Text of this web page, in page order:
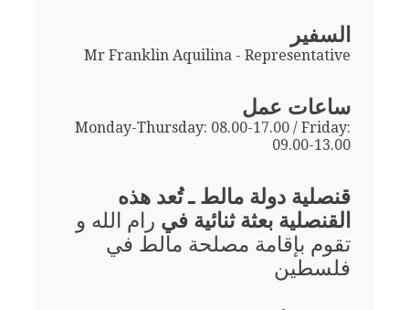
السفير
Mr Franklin Aquilina - Representative
ساعات عمل
Monday-Thursday: 08.00-17.00 / Friday:
09.00-13.00
قنصلية دولة مالط ـ تُعد هذه
القنصلية بعثة ثنائية في رام الله و
تقوم بإقامة مصلحة مالط في
فلسطين